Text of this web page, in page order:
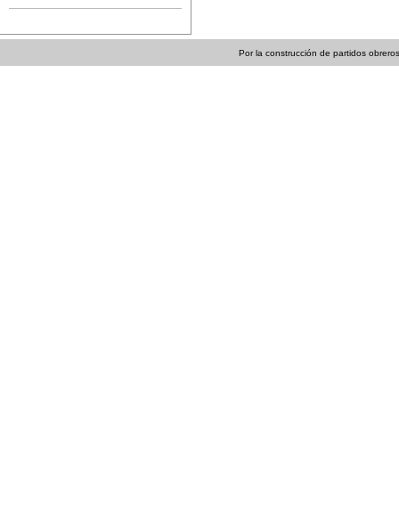
Por la construcción de partidos